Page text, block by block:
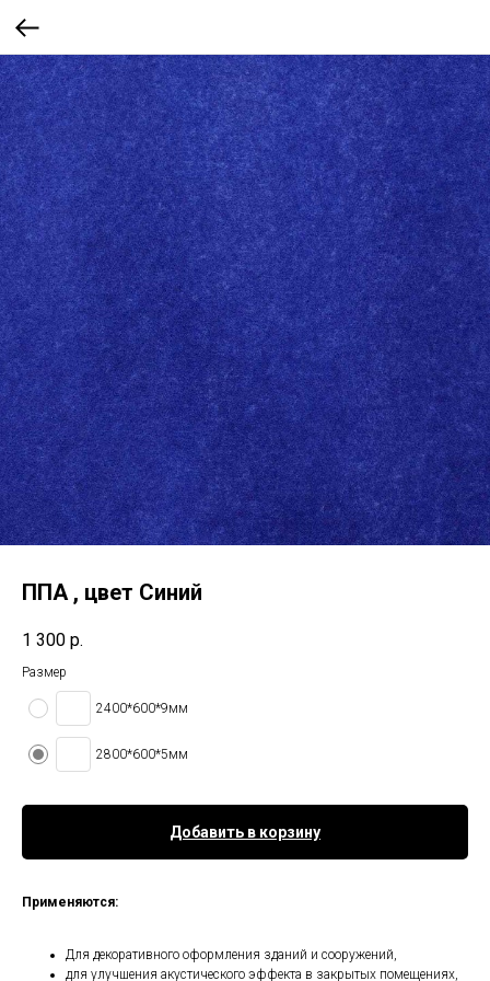
ППА , цвет Синий
1 300 р.
Размер
2400*600*9мм
2800*600*5мм
Добавить в корзину
Применяются:
Для декоративного оформления зданий и сооружений,
для улучшения акустического эффекта в закрытых помещениях,